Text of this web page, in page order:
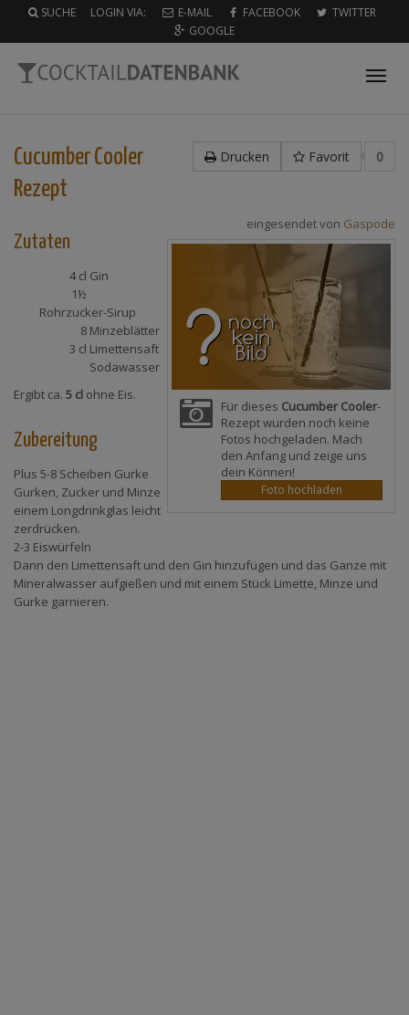
SUCHE LOGIN VIA: E-MAIL FACEBOOK
TWITTER
GOOGLE
Drucken Favorit 0
Cucumber Cooler
Rezept
eingesendet von Gaspode
Für dieses Cucumber Cooler-
Rezept wurden noch keine
Fotos hochgeladen. Mach
den Anfang und zeige uns
dein Können!
Foto hochladen
Zutaten
4 cl Gin
1½
Rohrzucker-Sirup
8 Minzeblätter
3 cl Limettensaft
Sodawasser
Ergibt ca. 5 cl ohne Eis.
Zubereitung
Plus 5-8 Scheiben Gurke
Gurken, Zucker und Minze
einem Longdrinkglas leicht
zerdrücken.
2-3 Eiswürfeln
Dann den Limettensaft und den Gin hinzufügen und das Ganze mit
Mineralwasser aufgießen und mit einem Stück Limette, Minze und
Gurke garnieren.